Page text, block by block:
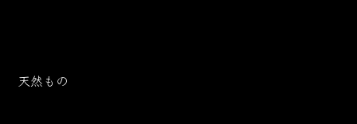
天然もの